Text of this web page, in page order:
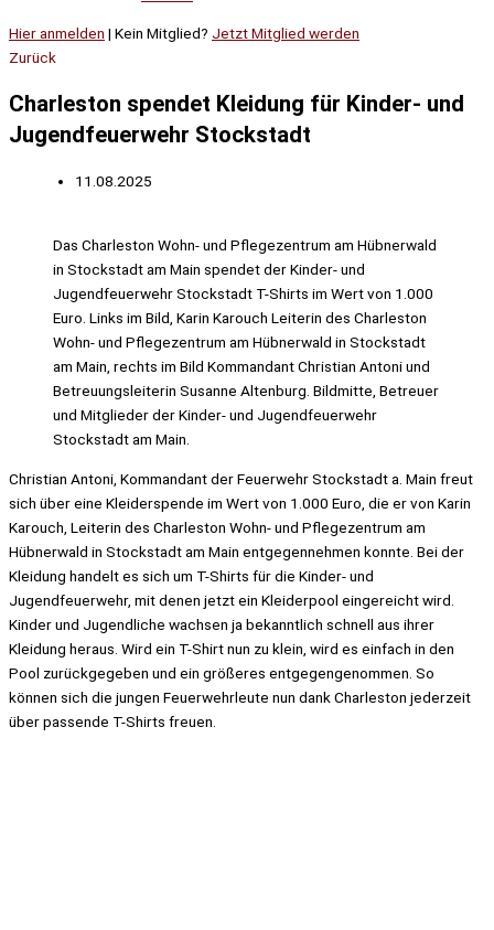
Hier anmelden | Kein Mitglied? Jetzt Mitglied werden
Zurück
Charleston spendet Kleidung für Kinder- und
Jugendfeuerwehr Stockstadt
11.08.2025
Das Charleston Wohn- und Pflegezentrum am Hübnerwald
in Stockstadt am Main spendet der Kinder- und
Jugendfeuerwehr Stockstadt T-Shirts im Wert von 1.000
Euro. Links im Bild, Karin Karouch Leiterin des Charleston
Wohn- und Pflegezentrum am Hübnerwald in Stockstadt
am Main, rechts im Bild Kommandant Christian Antoni und
Betreuungsleiterin Susanne Altenburg. Bildmitte, Betreuer
und Mitglieder der Kinder- und Jugendfeuerwehr
Stockstadt am Main.
Christian Antoni, Kommandant der Feuerwehr Stockstadt a. Main freut
sich über eine Kleiderspende im Wert von 1.000 Euro, die er von Karin
Karouch, Leiterin des Charleston Wohn- und Pflegezentrum am
Hübnerwald in Stockstadt am Main entgegennehmen konnte. Bei der
Kleidung handelt es sich um T-Shirts für die Kinder- und
Jugendfeuerwehr, mit denen jetzt ein Kleiderpool eingereicht wird.
Kinder und Jugendliche wachsen ja bekanntlich schnell aus ihrer
Kleidung heraus. Wird ein T-Shirt nun zu klein, wird es einfach in den
Pool zurückgegeben und ein größeres entgegengenommen. So
können sich die jungen Feuerwehrleute nun dank Charleston jederzeit
über passende T-Shirts freuen.